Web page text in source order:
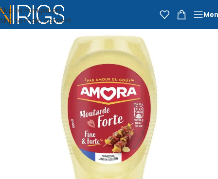
Skip to navigation
Skip to main content